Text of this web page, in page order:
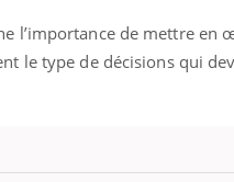
l’importance de mettre
le type de décisions qui